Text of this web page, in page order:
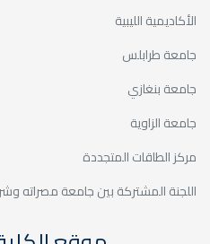
الأكاديمية الليبية
جامعة طرابلس
جامعة بنغازي
جامعة الزاوية
مركز الطاقات المتجددة
اللجنة المشتركة بين جامعة مصراته